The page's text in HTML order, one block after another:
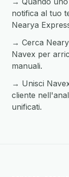
notifica al tuo
Nearya
→ Cerca
Navex per
manuali.
→ Unisci
cliente
unificati.